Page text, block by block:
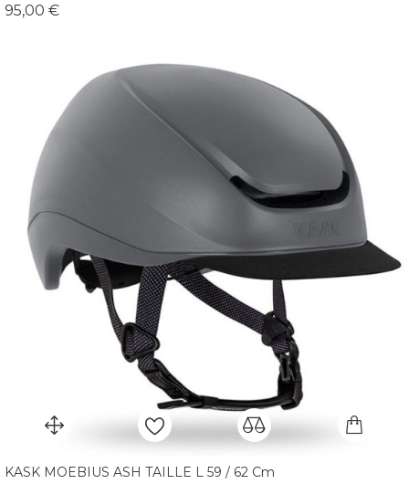
95,00 €Prix
KASK MOEBIUS ASH TAILLE L 59 / 62 Cm